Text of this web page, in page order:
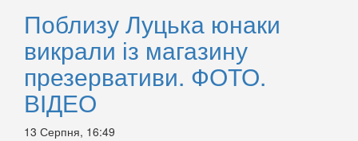
Поблизу Луцька юнаки
викрали із магазину
презервативи. ФОТО.
ВІДЕО
13 Серпня, 16:49